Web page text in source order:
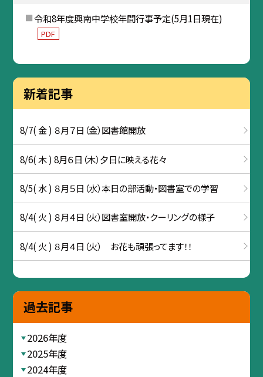
令和8年度興南中学校年間行事予定(5月1日現在)
PDF
新着記事
8/7( 金 ) ８月７日（金）図書館開放
8/6( 木 ) 8月６日（木）夕日に映える花々
8/5( 水 ) ８月５日（水）本日の部活動・図書室での学習
8/4( 火 ) ８月４日（火）図書室開放・クーリングの様子
8/4( 火 ) ８月４日（火） お花も頑張ってます！！
過去記事
2026年度
2025年度
2024年度